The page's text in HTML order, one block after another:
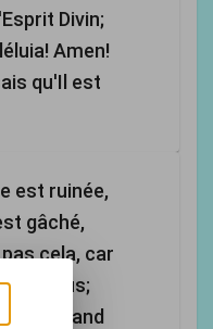
Divin;
Amen!
qu'Il est
est ruinée,
gâché,
cela, car
dessus;
quand